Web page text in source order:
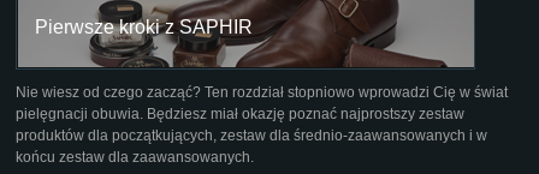
Pierwsze kroki z SAPHIR
Nie wiesz od czego zacząć? Ten rozdział stopniowo wprowadzi Cię w świat
pielęgnacji obuwia. Będziesz miał okazję poznać najprostszy zestaw
produktów dla początkujących, zestaw dla średnio-zaawansowanych i w
końcu zestaw dla zaawansowanych.